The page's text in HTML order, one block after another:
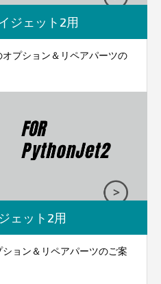
ジェット2用
プション＆リペアパーツの
ェット2用
ョン＆リペアパーツのご案